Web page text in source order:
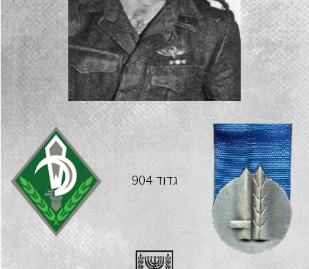
גדוד 904